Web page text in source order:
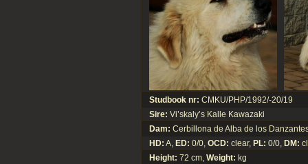
Studbook nr: CMKU/PHP/1992/-20/19
Sire: Vi’skaly’s Kalle Kawazaki
Dam: Cerbillona de Alba de los
HD: A, ED: 0/0, OCD: clear, PL: 0/0, DM:
Height: 72 cm, Weight: kg